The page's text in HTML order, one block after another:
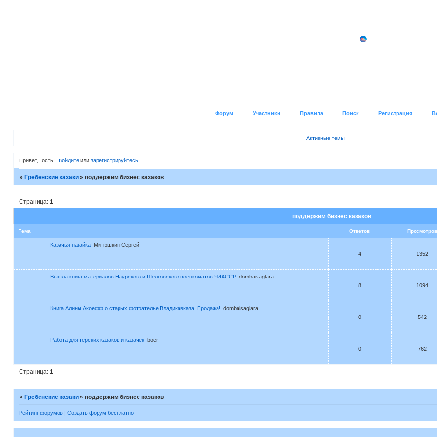
Форум Участники Правила Поиск Регистрация
Активные темы
Привет, Гость! Войдите илизарегистрируйтесь
» Гребенские казаки » поддержим бизнес казаков
поддержим бизнес казаков
Страница: 1
Тема Ответов Просмотров
Казачья нагайка Митюшкин Сергей
4
1352
Вышла книга материалов Наурского и Шелковского военкоматов ЧИАССР dombaisaglara
8
1094
Книга Алины Акоефф о старых фотоателье Владикавказа. Продажа! dombaisaglara
0
542
Работа для терских казаков и казачек boer
0
762
Страница: 1
» Гребенские казаки » поддержим бизнес казаков
Рейтинг форумов| Создать форум бесплатно